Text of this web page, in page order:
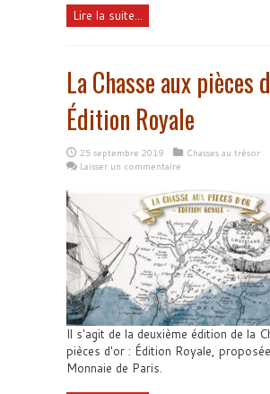
Lire la suite...
La Chasse aux pièces
Édition Royale
25 septembre 2019
Chasses au trésor
Laisser un commentaire
Il s'agit de la deuxième édition de la
pièces d'or : Édition Royale,
Monnaie de Paris.